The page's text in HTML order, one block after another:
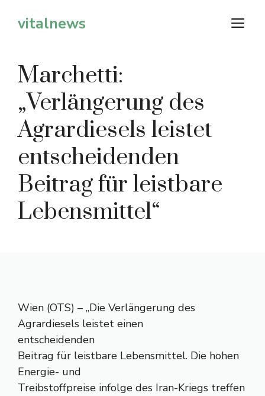
Inhaltvitalnews
Marchetti:
„Verlängerung des
Agrardiesels leistet
entscheidenden
Beitrag für leistbare
Lebensmittel“
Wien (OTS) – „Die Verlängerung des
Agrardiesels leistet einen
entscheidenden
Beitrag für leistbare Lebensmittel. Die hohen
Energie- und
Treibstoffpreise infolge des Iran-Kriegs treffen